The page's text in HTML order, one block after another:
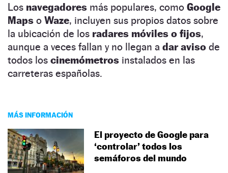
Los navegadores más populares, como Google
Maps o Waze, incluyen sus propios datos sobre
la ubicación de los radares móviles o fijos,
aunque a veces fallan y no llegan a dar aviso de
todos los cinemómetros instalados en las
carreteras españolas.
MÁS INFORMACIÓN
El proyecto de Google para
‘controlar’ todos los
semáforos del mundo